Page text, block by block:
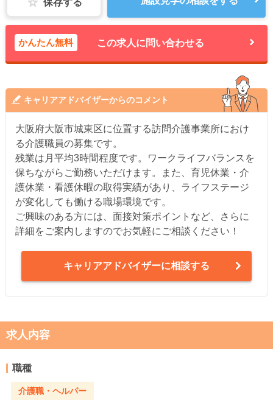
かんたん無料 この求人に問い合わせる
キャリアアドバイザーからのコメント
大阪府大阪市城東区に位置する訪問介護事業所におけ
る介護職員の募集です。
残業は月平均3時間程度です。ワークライフバランスを
保ちながらご勤務いただけます。また、育児休業・介
護休業・看護休暇の取得実績があり、ライフステージ
が変化しても働ける職場環境です。
ご興味のある方には、面接対策ポイントなど、さらに
詳細をご案内しますのでお気軽にご相談ください！
キャリアアドバイザーに相談する
求人内容
職種
介護職・ヘルパー